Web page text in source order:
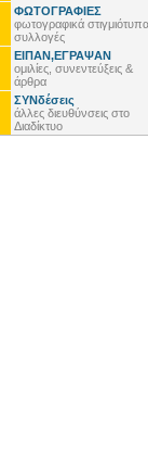
ΦΩΤΟΓΡΑΦΙΕΣ
φωτογραφικά στιγμιότυπα,
συλλογές
ΕΙΠΑΝ,ΕΓΡΑΨΑΝ
ομιλίες, συνεντεύξεις &
άρθρα
ΣΥΝδέσεις
άλλες διευθύνσεις στο
Διαδίκτυο